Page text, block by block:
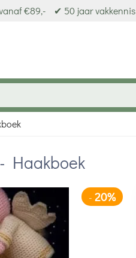
€89,- ✔ 50 jaar vakkennis
Haakboek
-20%